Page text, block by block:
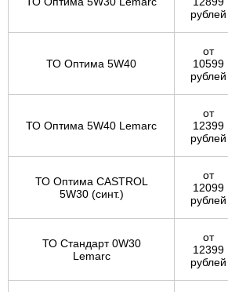
рублей
ТО Оптима 5W40
от
10599
рублей
ТО Оптима 5W40 Lemarc
от
12399
рублей
ТО Оптима CASTROL
5W30 (синт.)
от
12099
рублей
ТО Стандарт 0W30
Lemarc
от
12399
рублей